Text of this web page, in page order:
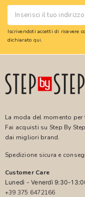
Iscrivendoti accetti di ricevere
dichiarato qui.
La moda del momento
Fai acquisti su Step By
dai migliori brand.
Spedizione sicura e
Customer Care
Lunedì - Venerdì 9:30-
+39 375 6472166